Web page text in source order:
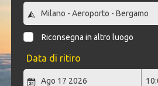
Riconsegna in altro luogo
Data di ritiro